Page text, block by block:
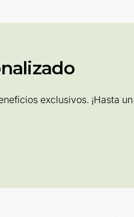
exclusivos. ¡Hasta